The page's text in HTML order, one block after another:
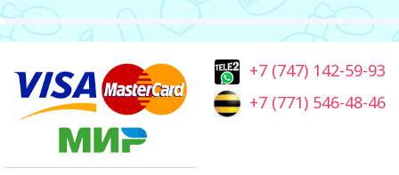
+7 (747) 142-59-93
+7 (771) 546-48-46